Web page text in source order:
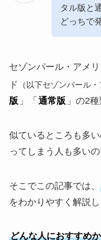
タル版と
どっちで
セゾンパール・アメ
ド
（以下セゾンパール
版 」「 通常版 」の2
似ているところも多
ってしまう人も多い
そこでこの記事では、
をわかりやすく解説し
どんな人におすすめか